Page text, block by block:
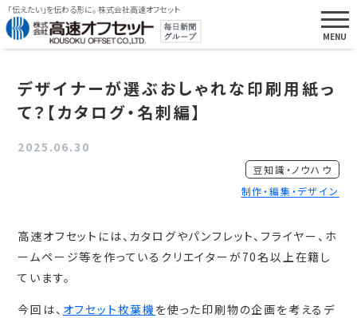
「伝えたい」を伝わる形に。 株式会社高速オフセット
デザイナーが選ぶおしゃれな印刷用紙っ
て？【カタログ・名刺編】
2025.06.30
豆知識・ノウハウ
制作・編集・デザイン
高速オフセットには、カタログやパンフレット、フライヤー、ホ
ームページ等を作っているクリエイターが70名以上在籍し
ています。
今回は、 オフセット枚葉機 を使った印刷物の企画を考えるデ